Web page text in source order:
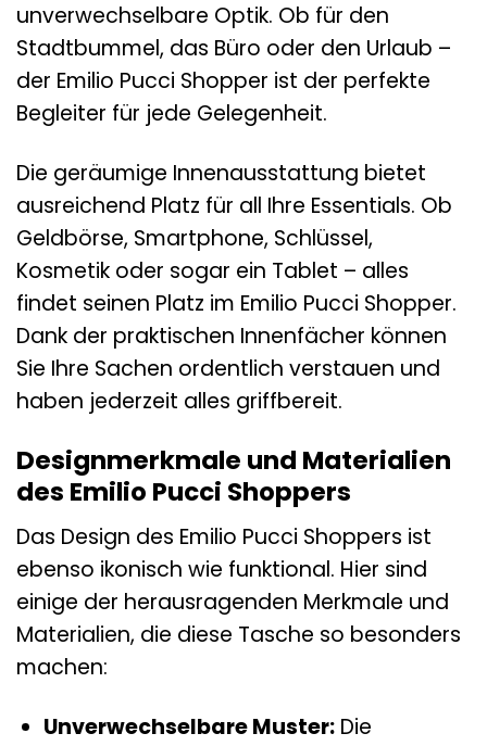
unverwechselbare Optik. Ob für den
Stadtbummel, das Büro oder den Urlaub –
der Emilio Pucci Shopper ist der perfekte
Begleiter für jede Gelegenheit.
Die geräumige Innenausstattung bietet
ausreichend Platz für all Ihre Essentials. Ob
Geldbörse, Smartphone, Schlüssel,
Kosmetik oder sogar ein Tablet – alles
findet seinen Platz im Emilio Pucci Shopper.
Dank der praktischen Innenfächer können
Sie Ihre Sachen ordentlich verstauen und
haben jederzeit alles griffbereit.
Designmerkmale und Materialien
des Emilio Pucci Shoppers
Das Design des Emilio Pucci Shoppers ist
ebenso ikonisch wie funktional. Hier sind
einige der herausragenden Merkmale und
Materialien, die diese Tasche so besonders
machen:
Unverwechselbare Muster:Die